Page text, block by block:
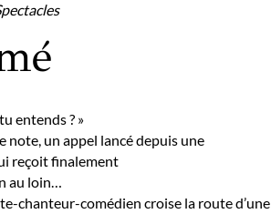
entends ? »
note, un appel lancé depuis une
reçoit finalement
au loin…
chanteur-comédien croise la route d’une